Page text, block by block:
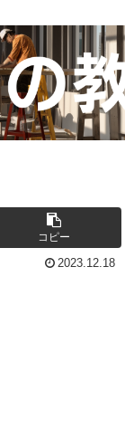
コピー
2023.12.18